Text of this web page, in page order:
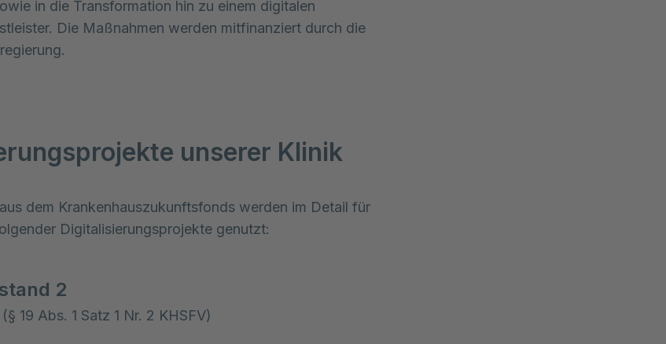
in die Transformation hin zu einem digitalen
Die Maßnahmen werden mitfinanziert durch die
unserer Klinik
dem Krankenhauszukunftsfonds werden im Detail für
Digitalisierungsprojekte genutzt:
2
19 Abs. 1 Satz 1 Nr. 2 KHSFV)